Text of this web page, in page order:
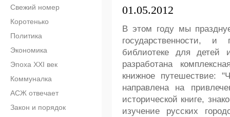
Свежий номер
Коротенько
Политика
Экономика
Эпоха XXI век
Коммуналка
АСЖ отвечает
Закон и порядок
01.05.2012
В этом году мы
государственности,
библиотеке для
разработана
книжное путешествие:
направлена на
исторической книге,
изучение русских